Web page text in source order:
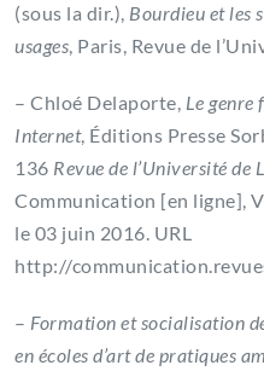
(sous la dir.), Bourdieu et les
usages, Paris, Revue de
– Chloé Delaporte, Le genre
Internet, Éditions Presse
136 Revue de l’Université de
Communication [en ligne],
le 03 juin 2016. URL
http://
– Formation et socialisation
en écoles d’art de pratiques